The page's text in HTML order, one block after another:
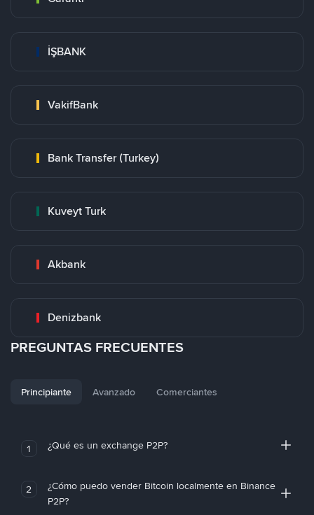
İŞBANK
VakifBank
Bank Transfer (Turkey)
Kuveyt Turk
Akbank
Denizbank
PREGUNTAS FRECUENTES
Principiante Avanzado Comerciantes
1 ¿Qué es un exchange P2P?
2
¿Cómo puedo vender Bitcoin localmente en Binance
P2P?